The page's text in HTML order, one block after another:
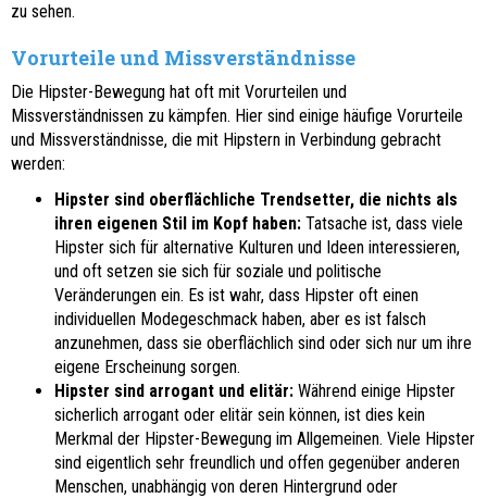
zu sehen.
Vorurteile und Missverständnisse
Die Hipster-Bewegung hat oft mit Vorurteilen und
Missverständnissen zu kämpfen. Hier sind einige häufige Vorurteile
und Missverständnisse, die mit Hipstern in Verbindung gebracht
werden:
Hipster sind oberflächliche Trendsetter, die nichts als
ihren eigenen Stil im Kopf haben: Tatsache ist, dass viele
Hipster sich für alternative Kulturen und Ideen interessieren,
und oft setzen sie sich für soziale und politische
Veränderungen ein. Es ist wahr, dass Hipster oft einen
individuellen Modegeschmack haben, aber es ist falsch
anzunehmen, dass sie oberflächlich sind oder sich nur um ihre
eigene Erscheinung sorgen.
Hipster sind arrogant und elitär: Während einige Hipster
sicherlich arrogant oder elitär sein können, ist dies kein
Merkmal der Hipster-Bewegung im Allgemeinen. Viele Hipster
sind eigentlich sehr freundlich und offen gegenüber anderen
Menschen, unabhängig von deren Hintergrund oder